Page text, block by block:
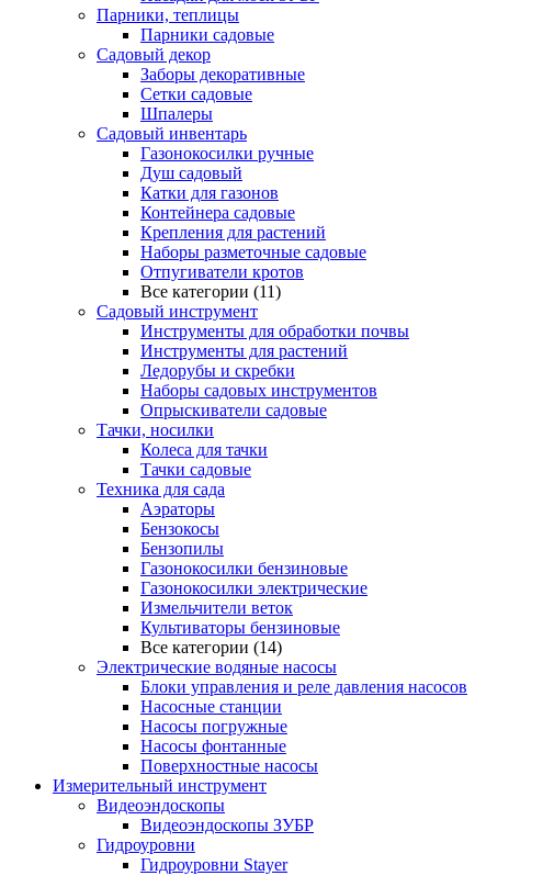
Парники, теплицы
Парники садовые
Садовый декор
Заборы декоративные
Сетки садовые
Шпалеры
Садовый инвентарь
Газонокосилки ручные
Душ садовый
Катки для газонов
Контейнера садовые
Крепления для растений
Наборы разметочные садовые
Отпугиватели кротов
Все категории (11)
Садовый инструмент
Инструменты для обработки почвы
Инструменты для растений
Ледорубы и скребки
Наборы садовых инструментов
Опрыскиватели садовые
Тачки, носилки
Колеса для тачки
Тачки садовые
Техника для сада
Аэраторы
Бензокосы
Бензопилы
Газонокосилки бензиновые
Газонокосилки электрические
Измельчители веток
Культиваторы бензиновые
Все категории (14)
Электрические водяные насосы
Блоки управления и реле давления насосов
Насосные станции
Насосы погружные
Насосы фонтанные
Поверхностные насосы
Измерительный инструмент
Видеоэндоскопы
Видеоэндоскопы ЗУБР
Гидроуровни
Гидроуровни Stayer